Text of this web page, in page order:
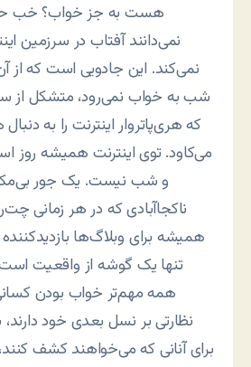
هست به جز خواب؟ خب حق
نمی‌دانند آفتاب در سرزمین
نمی‌کند. این جادویی است که از
شب به خواب نمی‌رود، متشکل از
که هری‌پاتروار اینترنت را به
می‌کاود. توی اینترنت همیشه روز
و شب نیست. یک جور
ناکجاآبادی که در هر زمانی
همیشه برای وبلاگ‌ها بازدیدکننده
تنها یک گوشه از واقعیت
همه مهم‌تر خواب بودن
نظارتی بر نسل بعدی خود
برای آنانی که می‌خواهند کشف